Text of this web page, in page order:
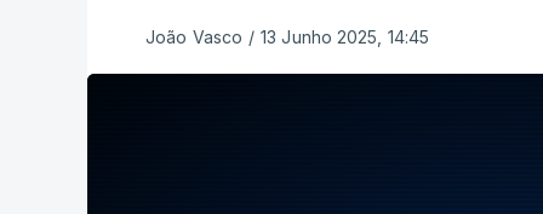
João Vasco / 13 Junho 2025, 14:45